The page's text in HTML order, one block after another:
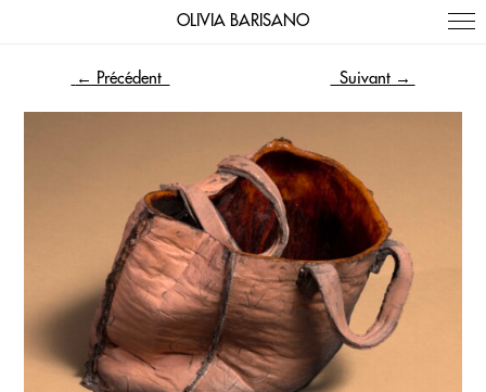
OLIVIA BARISANO
← Précédent Suivant →